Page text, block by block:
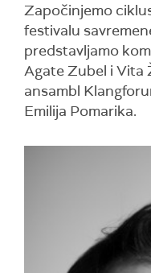
Započinjemo
festivalu
predstavljamo
Agate Zubel i Vita
ansambl
Emilija Pomarika.